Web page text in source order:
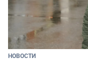
НОВОСТИ